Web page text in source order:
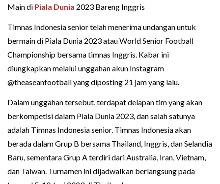
Main di Piala Dunia 2023 Bareng Inggris
Timnas Indonesia senior telah menerima undangan untuk
bermain di Piala Dunia 2023 atau World Senior Football
Championship bersama timnas Inggris. Kabar ini
diungkapkan melalui unggahan akun Instagram
@theaseanfootball yang diposting 21 jam yang lalu.
Dalam unggahan tersebut, terdapat delapan tim yang akan
berkompetisi dalam Piala Dunia 2023, dan salah satunya
adalah Timnas Indonesia senior. Timnas Indonesia akan
berada dalam Grup B bersama Thailand, Inggris, dan Selandia
Baru, sementara Grup A terdiri dari Australia, Iran, Vietnam,
dan Taiwan. Turnamen ini dijadwalkan berlangsung pada